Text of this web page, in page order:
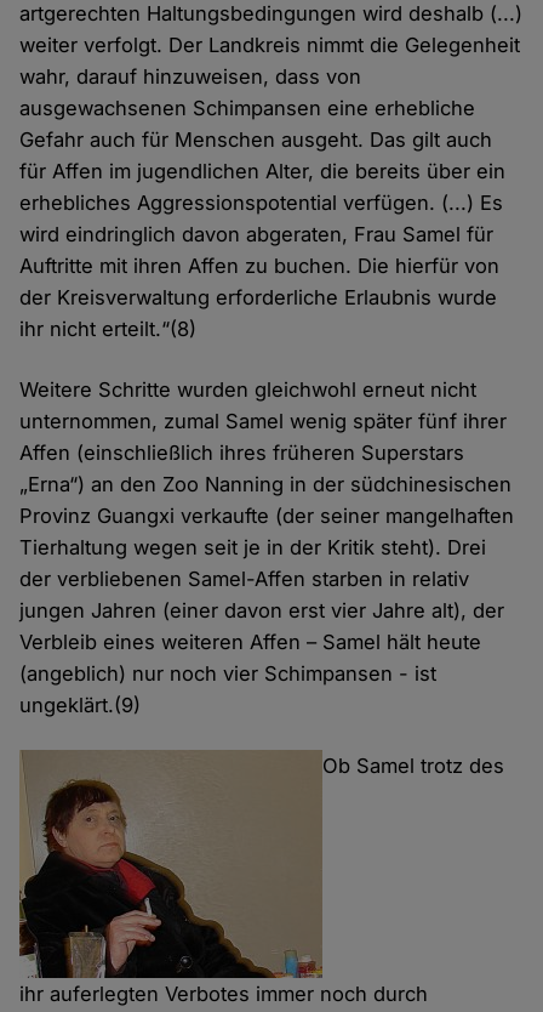
artgerechten Haltungsbedingungen wird deshalb (...)
weiter verfolgt. Der Landkreis nimmt die Gelegenheit
wahr, darauf hinzuweisen, dass von
ausgewachsenen Schimpansen eine erhebliche
Gefahr auch für Menschen ausgeht. Das gilt auch
für Affen im jugendlichen Alter, die bereits über ein
erhebliches Aggressionspotential verfügen. (...) Es
wird eindringlich davon abgeraten, Frau Samel für
Auftritte mit ihren Affen zu buchen. Die hierfür von
der Kreisverwaltung erforderliche Erlaubnis wurde
ihr nicht erteilt.“(8)
Weitere Schritte wurden gleichwohl erneut nicht
unternommen, zumal Samel wenig später fünf ihrer
Affen (einschließlich ihres früheren Superstars
„Erna“) an den Zoo Nanning in der südchinesischen
Provinz Guangxi verkaufte (der seiner mangelhaften
Tierhaltung wegen seit je in der Kritik steht). Drei
der verbliebenen Samel-Affen starben in relativ
jungen Jahren (einer davon erst vier Jahre alt), der
Verbleib eines weiteren Affen – Samel hält heute
(angeblich) nur noch vier Schimpansen - ist
ungeklärt.(9)
Ob Samel trotz des
ihr auferlegten Verbotes immer noch durch